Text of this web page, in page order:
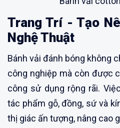
Trang Trí - Tạo
Nghệ Thuật
Bánh vải đánh bóng không
công nghiệp mà còn được
công sử dụng rộng rãi.
tác phẩm gỗ, đồng, sứ và
thị giác ấn tượng, nâng cao